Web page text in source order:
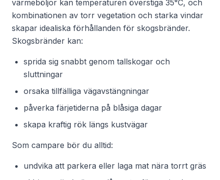
värmeböljor kan temperaturen överstiga 35°C, och
kombinationen av torr vegetation och starka vindar
skapar idealiska förhållanden för skogsbränder.
Skogsbränder kan:
sprida sig snabbt genom tallskogar och
sluttningar
orsaka tillfälliga vägavstängningar
påverka färjetiderna på blåsiga dagar
skapa kraftig rök längs kustvägar
Som campare bör du alltid:
undvika att parkera eller laga mat nära torrt gräs